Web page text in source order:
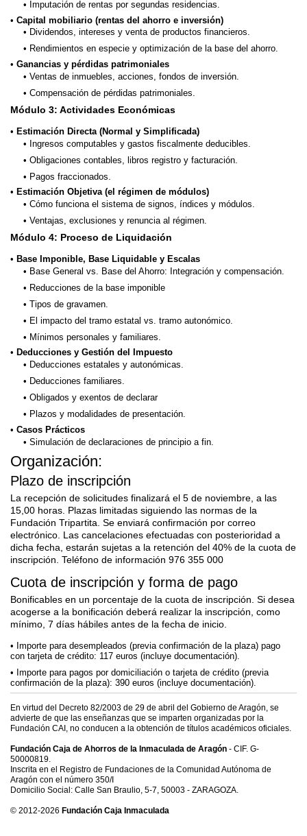
Imputación de rentas por segundas residencias.
Capital mobiliario (rentas del ahorro e inversión)
Dividendos, intereses y venta de productos financieros.
Rendimientos en especie y optimización de la base del ahorro.
Ganancias y pérdidas patrimoniales
Ventas de inmuebles, acciones, fondos de inversión.
Compensación de pérdidas patrimoniales.
Módulo 3: Actividades Económicas
Estimación Directa (Normal y Simplificada)
Ingresos computables y gastos fiscalmente deducibles.
Obligaciones contables, libros registro y facturación.
Pagos fraccionados.
Estimación Objetiva (el régimen de módulos)
Cómo funciona el sistema de signos, índices y módulos.
Ventajas, exclusiones y renuncia al régimen.
Módulo 4: Proceso de Liquidación
Base Imponible, Base Liquidable y Escalas
Base General vs. Base del Ahorro: Integración y compensación.
Reducciones de la base imponible
Tipos de gravamen.
El impacto del tramo estatal vs. tramo autonómico.
Mínimos personales y familiares.
Deducciones y Gestión del Impuesto
Deducciones estatales y autonómicas.
Deducciones familiares.
Obligados y exentos de declarar
Plazos y modalidades de presentación.
Casos Prácticos
Simulación de declaraciones de principio a fin.
Organización:
Plazo de inscripción
La recepción de solicitudes finalizará el 5 de noviembre, a las
15,00 horas. Plazas limitadas siguiendo las normas de la
Fundación Tripartita. Se enviará confirmación por correo
electrónico. Las cancelaciones efectuadas con posterioridad a
dicha fecha, estarán sujetas a la retención del 40% de la cuota de
inscripción. Teléfono de información 976 355 000
Cuota de inscripción y forma de pago
Bonificables en un porcentaje de la cuota de inscripción. Si desea
acogerse a la bonificación deberá realizar la inscripción, como
mínimo, 7 días hábiles antes de la fecha de inicio.
Importe para desempleados (previa confirmación de la plaza) pago
con tarjeta de crédito: 117 euros (incluye documentación).
Importe para pagos por domiciliación o tarjeta de crédito (previa
confirmación de la plaza): 390 euros (incluye documentación).
En virtud del Decreto 82/2003 de 29 de abril del Gobierno de Aragón, se
advierte de que las enseñanzas que se imparten organizadas por la
Fundación CAI, no conducen a la obtención de títulos académicos oficiales.
Fundación Caja de Ahorros de la Inmaculada de Aragón - CIF. G-
50000819.
Inscrita en el Registro de Fundaciones de la Comunidad Autónoma de
Aragón con el número 350/I
Domicilio Social: Calle San Braulio, 5-7, 50003 - ZARAGOZA.
© 2012-2026 Fundación Caja Inmaculada